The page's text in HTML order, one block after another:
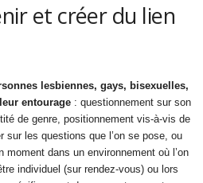
et créer du lien
lesbiennes, gays, bisexuelles,
entourage : questionnement sur son
de genre, positionnement vis-à-vis de
sur les questions que l’on se pose, ou
dans un environnement où l’on
individuel (sur rendez-vous) ou lors